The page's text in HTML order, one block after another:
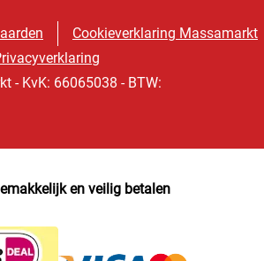
Cookieverklaring Massamarkt
- KvK: 66065038 - BTW:
en veilig betalen